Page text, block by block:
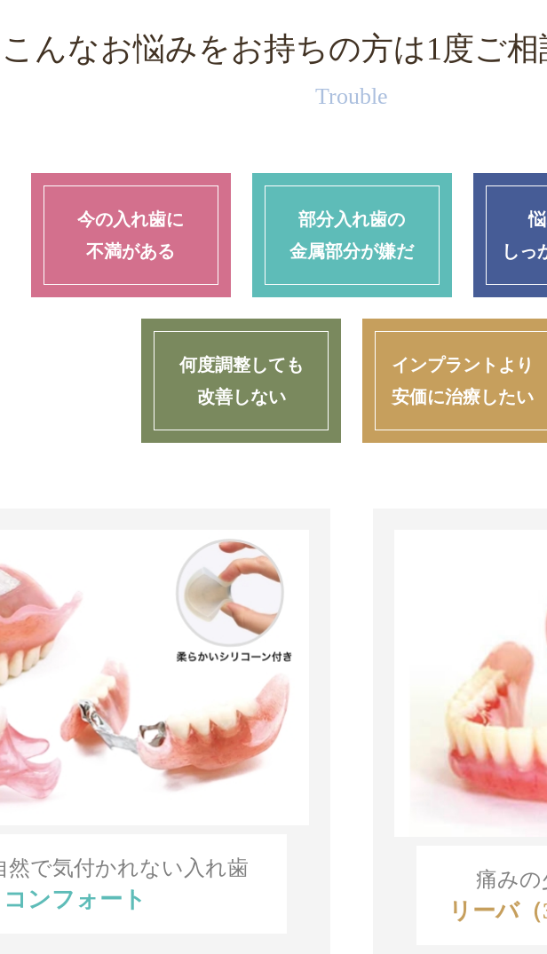
こんなお悩みをお持ちの方は1度ご
Trouble
今の入れ歯に
不満がある
部分入れ歯の
金属部分が嫌だ
しっ
何度調整しても
改善しない
インプラントより
安価に治療したい
然で気付かれない入れ歯
コンフォート
痛みの
リーバ